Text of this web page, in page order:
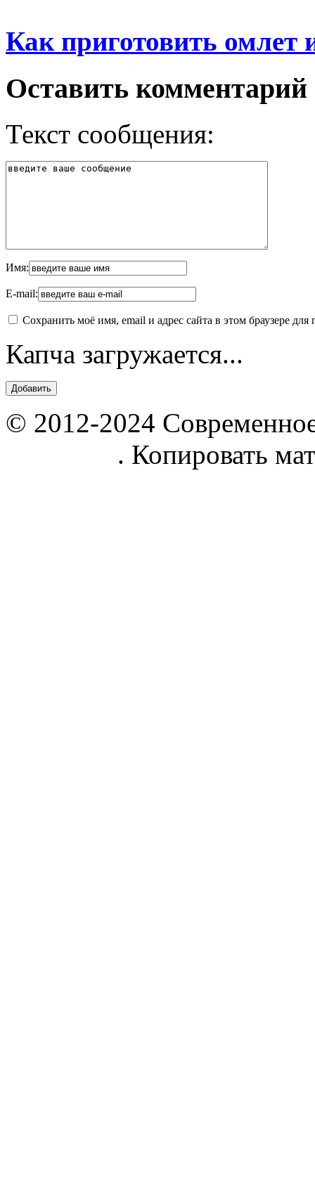
Как приготовить омлет
Оставить комментарий
Текст сообщения:
Имя:
E-mail:
Сохранить моё имя, email и адрес сайта в этом браузере
Капча загружается...
© 2012-2024
. Копировать